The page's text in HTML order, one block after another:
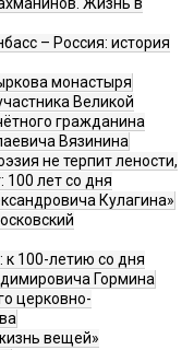
Жизнь в
– Россия: история
монастыря
Великой
гражданина
Вязинина
не терпит лености,
лет со дня
Кулагина»
к 100-летию со дня
Гормина
церковно-
вещей»